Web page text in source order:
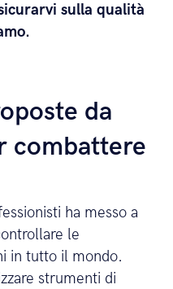
sulla qualità
da
combattere
ha messo a
le
in tutto il mondo.
strumenti di